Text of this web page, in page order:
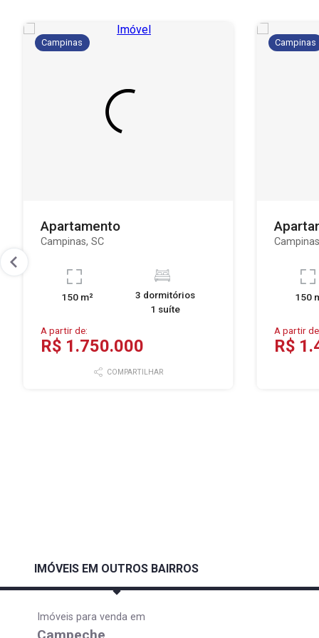
Campinas
Apartamento
Campinas, SC
150 m²
3 dormitórios
1 suíte
A partir de:
R$ 1.750.000
COMPARTILHAR
Campinas
150
A partir
R$
IMÓVEIS EM OUTROS BAIRROS
Imóveis para venda em
Campeche